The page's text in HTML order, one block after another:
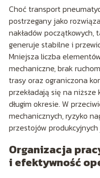
Choć transport
postrzegany jako
nakładów
generuje stabilne i
Mniejsza liczba
mechaniczne, brak
trasy oraz ograniczona
przekładają się na
długim okresie. W
mechanicznych, ryzyko
przestojów
Organizacja
i efektywność